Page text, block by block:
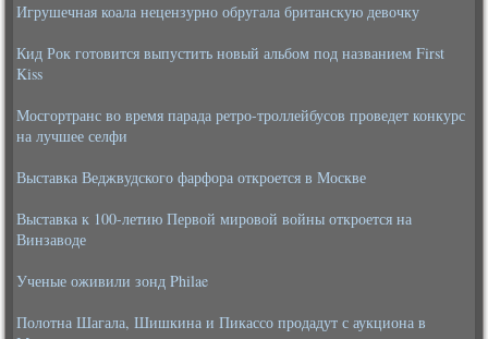
Игрушечная коала нецензурно обругала британскую девочку
Кид Рок готовится выпустить новый альбом под названием First
Kiss
Мосгортранс во время парада ретро-троллейбусов проведет конкурс
на лучшее селфи
Выставка Веджвудского фарфора откроется в Москве
Выставка к 100-летию Первой мировой войны откроется на
Винзаводе
Ученые оживили зонд Philae
Полотна Шагала, Шишкина и Пикассо продадут с аукциона в